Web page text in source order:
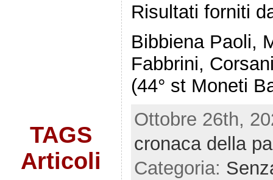
TAGS
Articoli
Risultati forniti
Bibbiena Paoli,
Fabbrini,
(44° st Moneti
Ottobre 26th,
cronaca della
Categoria: